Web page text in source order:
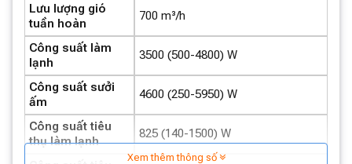
Lưu lượng gió
tuần hoàn
700 m³/h
Công suất làm
lạnh
3500 (500-4800) W
Công suất sưởi
ấm
4600 (250-5950) W
Công suất tiêu
thụ làm lạnh
825 (140-1500) W
Xem thêm thông số